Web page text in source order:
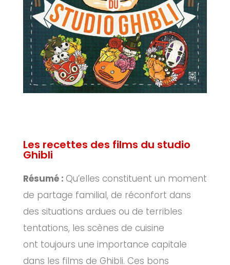
Les recettes des films du studio
Ghibli
Résumé : Qu’elles constituent un moment
de partage familial, de réconfort dans
des situations ardues ou de terribles
tentations, les scènes de cuisine
ont toujours une importance capitale
dans les films de Ghibli. Ces bons